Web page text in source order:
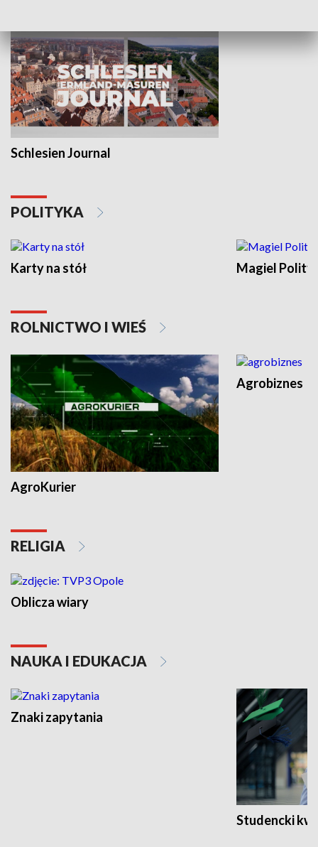
Schlesien Journal
POLITYKA
Karty na stół Magiel
ROLNICTWO I WIEŚ
AgroKurier
Agrobiznes
RELIGIA
Oblicza wiary
NAUKA I EDUKACJA
Znaki zapytania
Studencki